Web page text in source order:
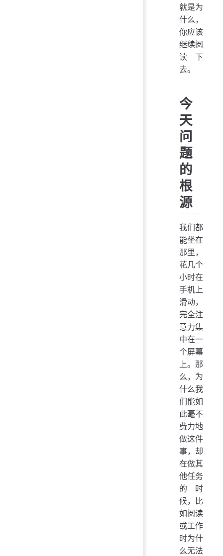
就是为
什么，
你应该
继续阅
读下
去。
今
天
问
题
的
根
源
我们都
能坐在
那里，
花几个
小时在
手机上
滑动，
完全注
意力集
中在一
个屏幕
上。那
么，为
什么我
们能如
此毫不
费力地
做这件
事，却
在做其
他任务
的时
候，比
如阅读
或工作
时为什
么无法